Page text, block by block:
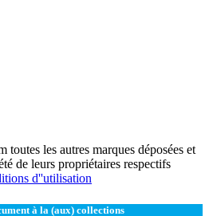
les autres marques déposées et
de leurs propriétaires respectifs
d''utilisation
à la (aux) collections